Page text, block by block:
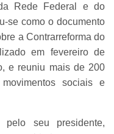
Rede Federal e do
se como o documento
a Contrarreforma do
em fevereiro de
e reuniu mais de 200
sociais e
pelo seu presidente,